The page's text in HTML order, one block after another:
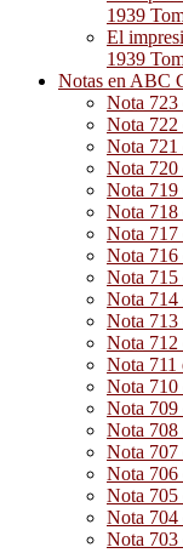
1939
El
1939
Notas en ABC
Nota 723
Nota 722
Nota 721
Nota 720
Nota 719
Nota 718
Nota 717
Nota 716
Nota 715
Nota 714
Nota 713
Nota 712
Nota 711
Nota 710
Nota 709
Nota 708
Nota 707
Nota 706
Nota 705
Nota 704
Nota 703